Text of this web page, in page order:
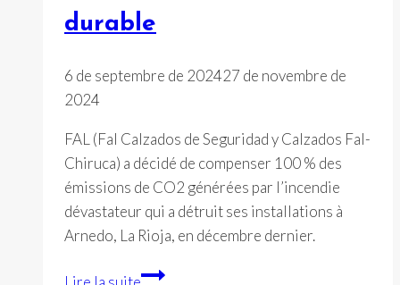
durable
6 de septembre de 202427 de novembre de
2024
FAL (Fal Calzados de Seguridad y Calzados Fal-
Chiruca) a décidé de compenser 100 % des
émissions de CO2 générées par l’incendie
dévastateur qui a détruit ses installations à
Arnedo, La Rioja, en décembre dernier.
FAL